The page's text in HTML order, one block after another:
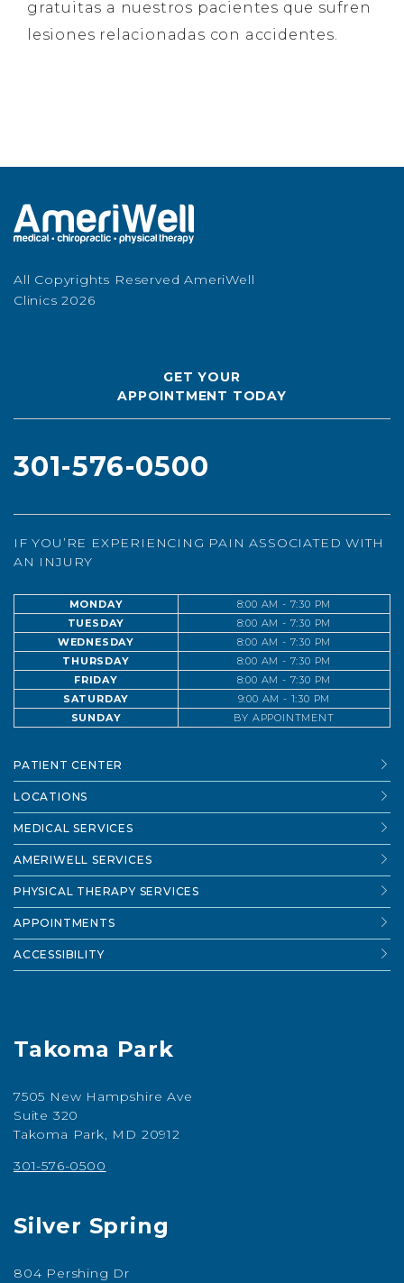
gratuitas a nuestros pacientes que sufren
lesiones relacionadas con accidentes.
All Copyrights Reserved AmeriWell
Clinics 2026
GET YOUR
APPOINTMENT TODAY
301-576-0500
IF YOU’RE EXPERIENCING PAIN ASSOCIATED WITH
AN INJURY
MONDAY
8:00 AM - 7:30 PM
TUESDAY
8:00 AM - 7:30 PM
WEDNESDAY
8:00 AM - 7:30 PM
THURSDAY
8:00 AM - 7:30 PM
FRIDAY
8:00 AM - 7:30 PM
SATURDAY
9:00 AM - 1:30 PM
SUNDAY
BY APPOINTMENT
PATIENT CENTER
LOCATIONS
MEDICAL SERVICES
AMERIWELL SERVICES
PHYSICAL THERAPY SERVICES
APPOINTMENTS
ACCESSIBILITY
Takoma Park
7505 New Hampshire Ave
Suite 320
Takoma Park, MD 20912
301-576-0500
Silver Spring
804 Pershing Dr